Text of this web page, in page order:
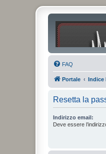
FAQ
Portale Indice
Resetta la
Indirizzo email:
Deve essere